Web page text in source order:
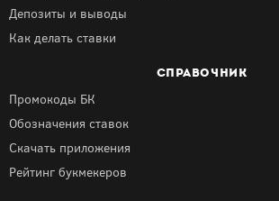
Депозиты и выводы
Как делать ставки
СПРАВОЧНИК
Промокоды БК
Обозначения ставок
Скачать приложения
Рейтинг букмекеров